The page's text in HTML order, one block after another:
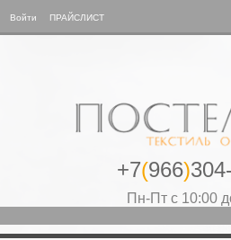
Войти ПРАЙСЛИСТ
+7(966)
Пн-Пт с 10:00